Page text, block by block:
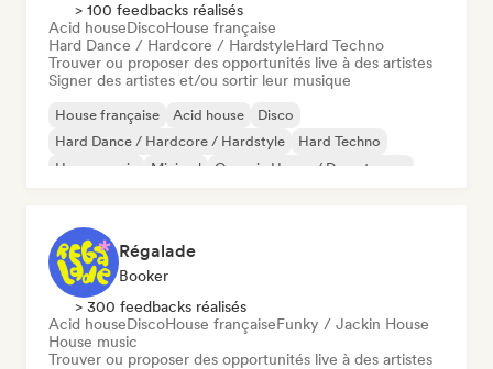
> 100 feedbacks réalisés
Acid houseDiscoHouse française
Hard Dance / Hardcore / HardstyleHard Techno
Trouver ou proposer des opportunités live à des artistes
Signer des artistes et/ou sortir leur musique
House française Acid house
Disco
Hard Dance / Hardcore / Hardstyle
Hard Techno
House music
Minimal Organic House / Downtempo
Régalade
Booker
> 300 feedbacks réalisés
Acid houseDiscoHouse françaiseFunky / Jackin House
House music
Trouver ou proposer des opportunités live à des artistes